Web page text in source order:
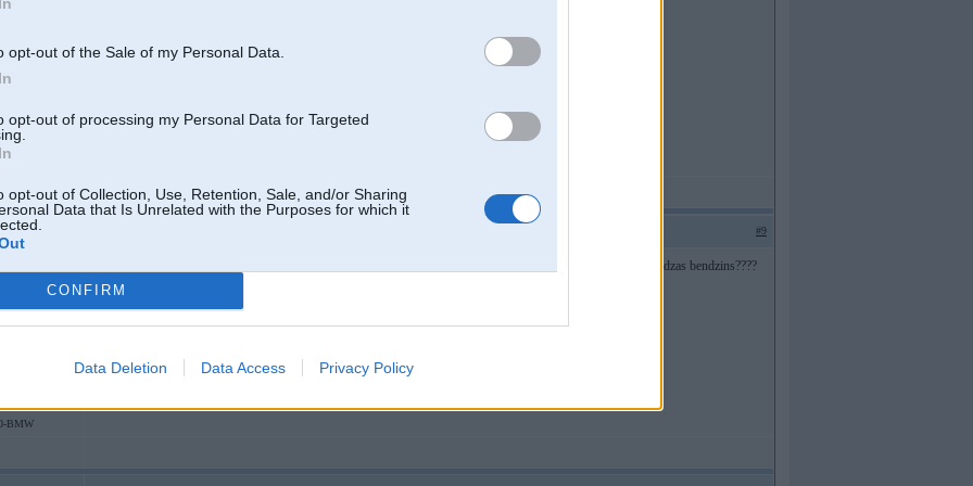
opt-out of the Sale of my Personal Data.
opt-out of processing my Personal Data for Targeted
opt-out of Collection, Use, Retention, Sale, and/or Sharing
Data that Is Unrelated with the Purposes for which it
CONFIRM
Data Deletion Data Access Privacy Policy
ratiem pa alko
diagnostika, elektronikas remonts & pretaizdzīšanas iekārtas.
#9
BMW
es tacu rakstiju ka ari ar vienu bakas pusi pilnu(pat bendzintanka sit atpakal pistole)bet braucot ir gadijies ka beidzas bendzins????